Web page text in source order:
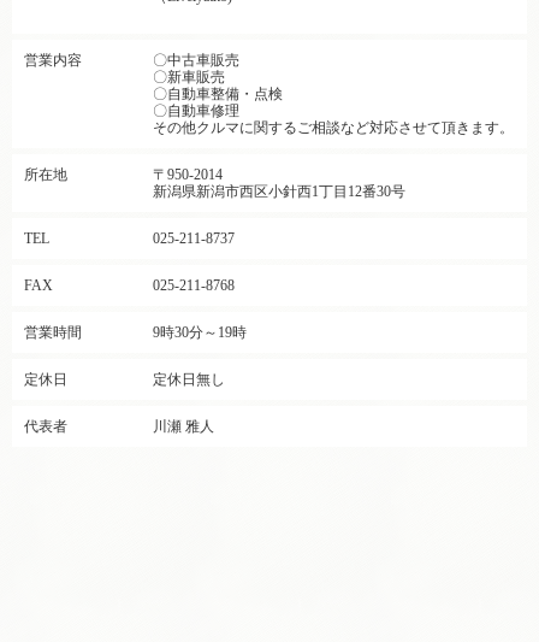
営業内容
〇中古車販売
〇新車販売
〇自動車整備・点検
〇自動車修理
その他クルマに関するご相談など対応させて頂きます。
所在地
〒950-2014
新潟県新潟市西区小針西1丁目12番30号
TEL 025-211-8737
FAX 025-211-8768
営業時間 9時30分～19時
定休日 定休日無し
代表者 川瀬 雅人